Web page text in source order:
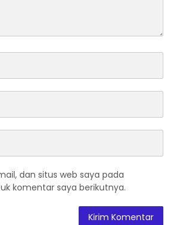
dan situs web saya pada
komentar saya berikutnya.